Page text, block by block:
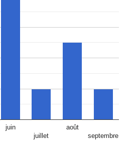
juin
juillet
août
septembre